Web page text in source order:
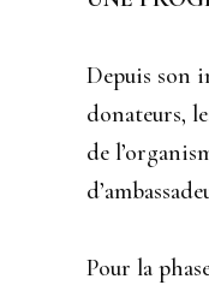
Depuis son
donateurs,
de
Pour la